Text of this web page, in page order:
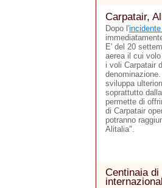
Carpatair,
Dopo l'
E' del 20
aerea il cui
i voli Carpatair
sviluppa
soprattutto
permette di
di Carpatair
potranno
Alitalia".
Centinaia